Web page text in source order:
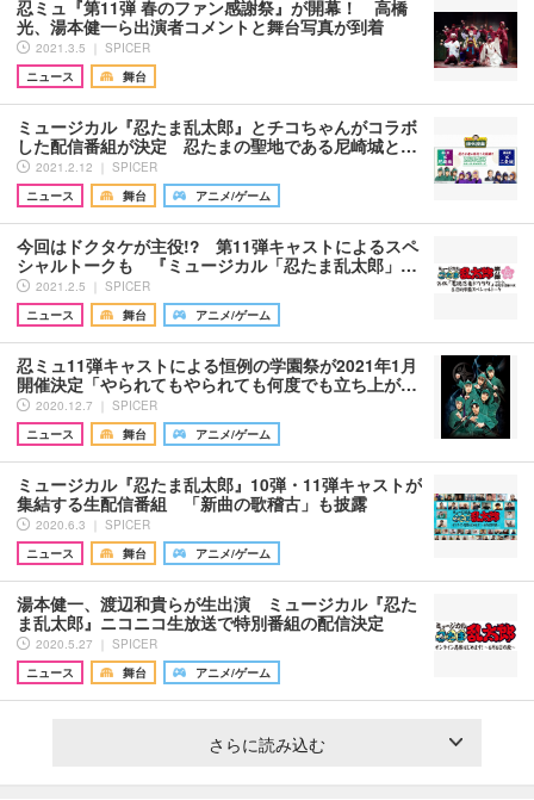
忍ミュ『第11弾 春のファン感謝祭』が開幕！ 高橋
光、湯本健一ら出演者コメントと舞台写真が到着
2021.3.5 ｜ SPICER
ニュース
舞台
ミュージカル『忍たま乱太郎』とチコちゃんがコラボ
した配信番組が決定 忍たまの聖地である尼崎城と…
2021.2.12 ｜ SPICER
ニュース
舞台 アニメ/ゲーム
今回はドクタケが主役!? 第11弾キャストによるスペ
シャルトークも 『ミュージカル「忍たま乱太郎」…
2021.2.5 ｜ SPICER
ニュース
舞台 アニメ/ゲーム
忍ミュ11弾キャストによる恒例の学園祭が2021年1月
開催決定「やられてもやられても何度でも立ち上が…
2020.12.7 ｜ SPICER
ニュース
舞台 アニメ/ゲーム
ミュージカル『忍たま乱太郎』10弾・11弾キャストが
集結する生配信番組 「新曲の歌稽古」も披露
2020.6.3 ｜ SPICER
ニュース
舞台 アニメ/ゲーム
湯本健一、渡辺和貴らが生出演 ミュージカル『忍た
ま乱太郎』ニコニコ生放送で特別番組の配信決定
2020.5.27 ｜ SPICER
ニュース
舞台 アニメ/ゲーム
さらに読み込む